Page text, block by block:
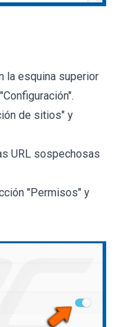
la esquina superior
de sitios" y
URL sospechosas
"Permisos" y